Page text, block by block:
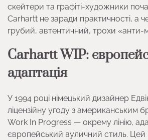
скейтери та графіті-художники
Carhartt не заради практичності, а
грубий, автентичний, трохи «анти-
Carhartt WIP:
адаптація
У 1994 році німецький дизайнер
ліцензійну угоду з американським
Work In Progress — окрему лінію,
європейський вуличний стиль. Цей